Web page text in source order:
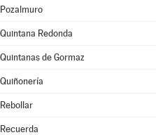
Pozalmuro
Quintana Redonda
Quintanas de Gormaz
Quiñonería
Rebollar
Recuerda